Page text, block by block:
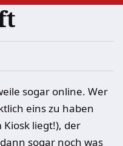
sogar online. Wer
eins zu haben
Kiosk liegt!), der
sogar noch was